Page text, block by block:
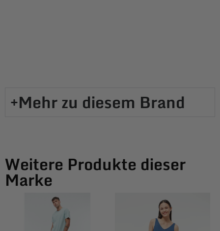
Mehr zu diesem Brand​
Weitere Produkte dieser
Marke